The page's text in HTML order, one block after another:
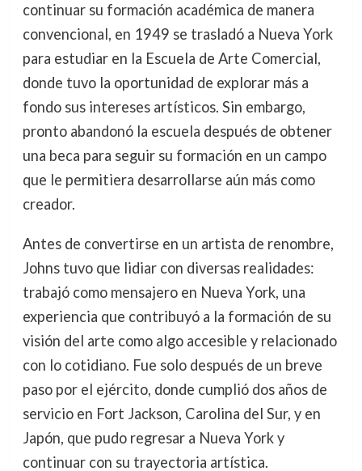
continuar su formación académica de manera
convencional, en 1949 se trasladó a Nueva York
para estudiar en la Escuela de Arte Comercial,
donde tuvo la oportunidad de explorar más a
fondo sus intereses artísticos. Sin embargo,
pronto abandonó la escuela después de obtener
una beca para seguir su formación en un campo
que le permitiera desarrollarse aún más como
creador.
Antes de convertirse en un artista de renombre,
Johns tuvo que lidiar con diversas realidades:
trabajó como mensajero en Nueva York, una
experiencia que contribuyó a la formación de su
visión del arte como algo accesible y relacionado
con lo cotidiano. Fue solo después de un breve
paso por el ejército, donde cumplió dos años de
servicio en Fort Jackson, Carolina del Sur, y en
Japón, que pudo regresar a Nueva York y
continuar con su trayectoria artística.